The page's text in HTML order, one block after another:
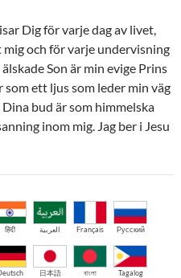
Dig för varje dag av livet,
och för varje undervisning
Son är min evige Prins
som ett ljus som leder min väg
bud är som himmelska
inom mig. Jag ber i Jesu
हिंदी العربية Français Русский
日本語 বাংলা Tagalog